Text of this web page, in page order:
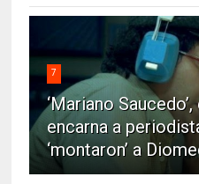
7
‘Mariano
encarna a
‘montaron’ a